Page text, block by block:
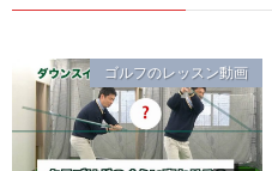
ゴルフのレッスン動画